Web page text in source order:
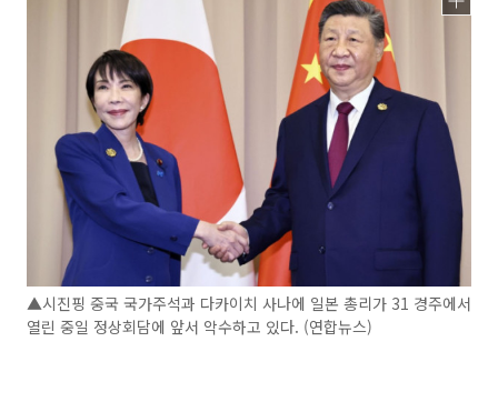
▲시진핑 중국 국가주석과 다카이치 사나에 일본 총리가 31 경주에서
열린 중일 정상회담에 앞서 악수하고 있다. (연합뉴스)